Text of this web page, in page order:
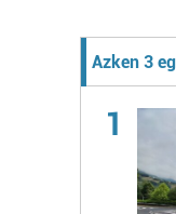
Azken 3
1